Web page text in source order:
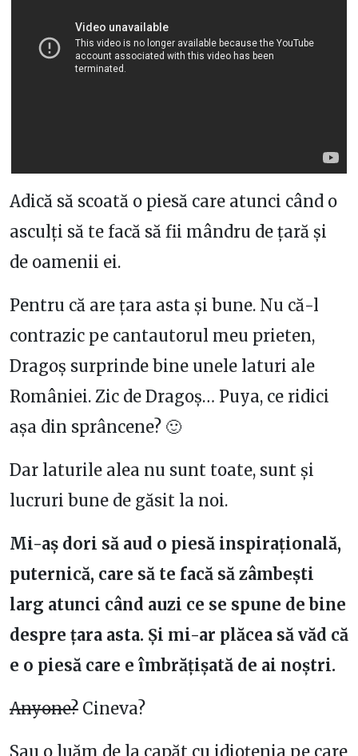
Adică să scoată o piesă care atunci când o
asculți să te facă să fii mândru de țară și
de oamenii ei.
Pentru că are țara asta și bune. Nu că-l
contrazic pe cantautorul meu prieten,
Dragoș surprinde bine unele laturi ale
României. Zic de Dragoș… Puya, ce ridici
așa din sprâncene? 🙂
Dar laturile alea nu sunt toate, sunt și
lucruri bune de găsit la noi.
Mi-aș dori să aud o piesă inspirațională,
puternică, care să te facă să zâmbești
larg atunci când auzi ce se spune de bine
despre țara asta. Și mi-ar plăcea să văd că
e o piesă care e îmbrățișată de ai noștri.
Anyone? Cineva?
Sau o luăm de la capăt cu idioțenia pe care